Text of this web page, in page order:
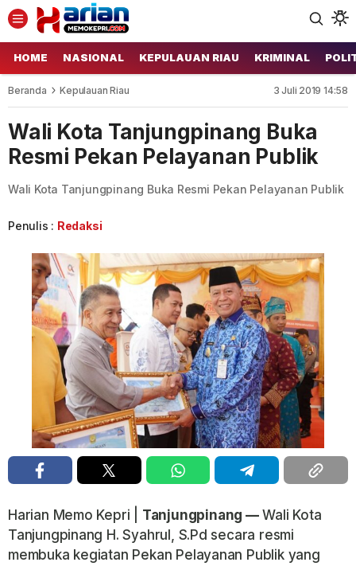
HOME NASIONAL KEPULAUAN RIAU KRIMINAL
Beranda Kepulauan Riau 3 Juli 2019 14:58
Wali Kota Tanjungpinang Buka
Resmi Pekan Pelayanan Publik
Wali Kota Tanjungpinang Buka Resmi Pekan Pelayanan Publik
Penulis : Redaksi
Harian Memo Kepri | Tanjungpinang —Wali Kota
Tanjungpinang H. Syahrul, S.Pd secara resmi
membuka kegiatan Pekan Pelayanan Publik yang